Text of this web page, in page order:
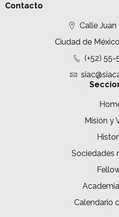
Contacto
Calle Juan
Ciudad de
(+52) 55-
Misión y
Sociedades
Calendario